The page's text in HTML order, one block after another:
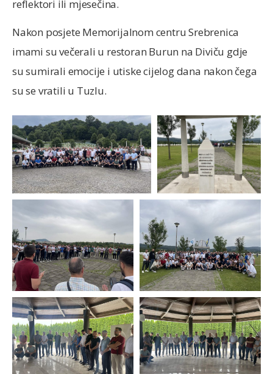
reflektori ili mjesečina.
Nakon posjete Memorijalnom centru Srebrenica
imami su večerali u restoran Burun na Diviču gdje
su sumirali emocije i utiske cijelog dana nakon čega
su se vratili u Tuzlu.